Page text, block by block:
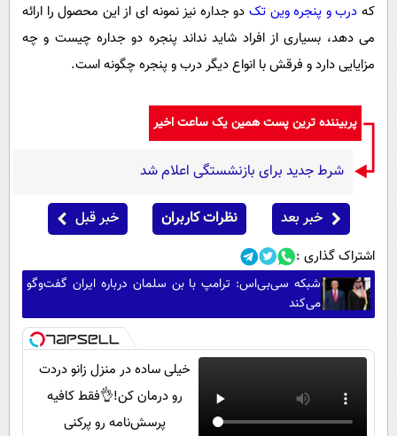
که درب و پنجره وین تک دو جداره نیز نمونه ای از این محصول را ارائه
می دهد، بسیاری از افراد شاید نداند پنجره دو جداره چیست و چه
مزایایی دارد و فرقش با انواع دیگر درب و پنجره چگونه است.
پربیننده ترین پست همین یک ساعت اخیر
شرط جدید برای بازنشستگی اعلام شد
خبر بعد نظرات کاربران خبر قبل
اشتراک گذاری :
شبکه سی‌بی‌اس: ترامپ با بن سلمان درباره ایران گفت‌وگو
می‌کند
خیلی ساده در منزل زانو دردت
رو درمان کن!👌فقط کافیه
پرسش‌نامه رو پرکنی